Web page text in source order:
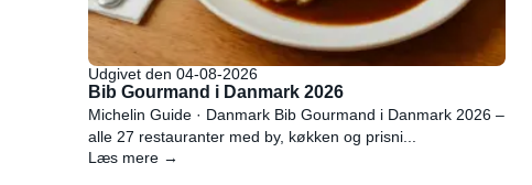
Udgivet den 04-08-2026
Bib Gourmand i Danmark 2026
Michelin Guide · Danmark Bib Gourmand i Danmark 2026 –
alle 27 restauranter med by, køkken og prisni...
Læs mere →